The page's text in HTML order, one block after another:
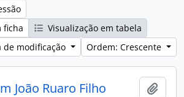
ficha
Visualização em tabela
modificação
Ordem: Crescente
João Ruaro Filho